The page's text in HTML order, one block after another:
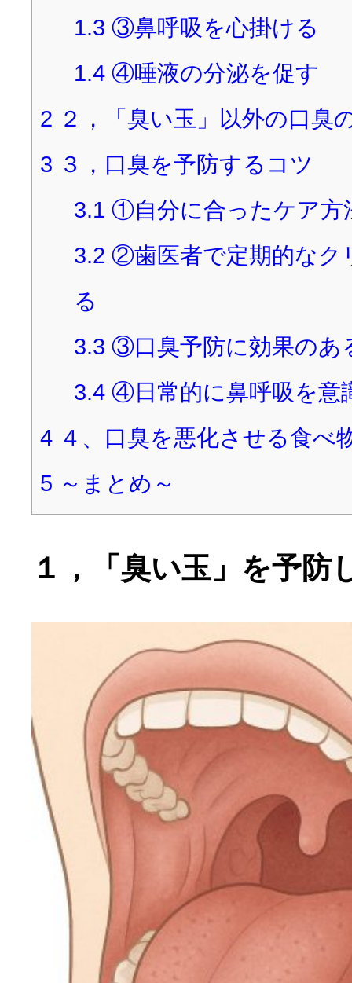
1.3 ③鼻呼吸を心掛ける
1.4④唾液の分泌を促す
2 ２，「臭い玉」以外の口臭
3 ３，口臭を予防するコツ
3.1 ①自分に合ったケア方
3.2 ②歯医者で定期的なク
る
3.3 ③口臭予防に効果のあ
3.4④日常的に鼻呼吸を意
4 ４、口臭を悪化させる食べ
5 ～まとめ～
１，「臭い玉」を予防